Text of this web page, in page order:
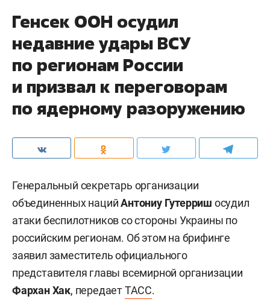
Генсек ООН осудил
недавние удары ВСУ
по регионам России
и призвал к переговорам
по ядерному разоружению
Генеральный секретарь организации
объединенных нацийАнтониу Гутерриш осудил
атаки беспилотников со стороны Украины по
российским регионам. Об этом на брифинге
заявил заместитель официального
представителя главы всемирной организации
Фархан Хак, передаетТАСС.